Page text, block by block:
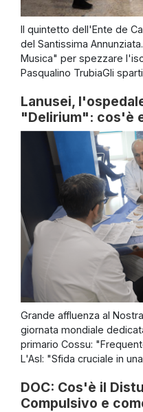
Il quintetto dell'Ente de
del Santissima
Musica" per spezzare
Pasqualino TrubiaGli
Lanusei,
"Delirium": cos'è
Grande affluenza al
giornata mondiale
primario Cossu:
L'Asl: "Sfida cruciale in
DOC: Cos'è il
Compulsivo e